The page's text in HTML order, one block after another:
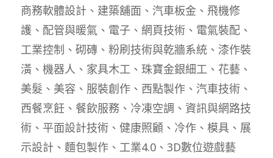
商務軟體設計、建築舖面、汽車板金、飛機修
護、配管與暖氣、電子、網頁技術、電氣裝配、
工業控制、砌磚、粉刷技術與乾牆系統、漆作裝
潢、機器人、家具木工、珠寶金銀細工、花藝、
美髮、美容、服裝創作、西點製作、汽車技術、
西餐烹飪、餐飲服務、冷凍空調、資訊與網路技
術、平面設計技術、健康照顧、冷作、模具、展
示設計、麵包製作、工業4.0、3D數位遊戲藝